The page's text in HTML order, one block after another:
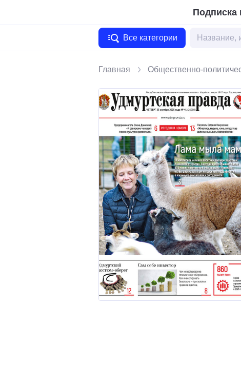
Подписка
Все категории
Главная Общественно-